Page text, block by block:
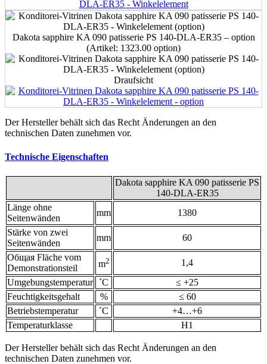
Dakota sapphire KA 090 patisserie PS 140-DLA-ER35 – option
(Artikel: 1323.00 option)
Draufsicht
Der Hersteller behält sich das Recht Änderungen an den
technischen Daten zunehmen vor.
Technische Eigenschaften
Dakota sapphire KA 090 patisserie PS
140-DLA-ER35
Länge ohne
Seitenwänden
mm
1380
Stärke von zwei
Seitenwänden
mm
60
Общая Fläche vom
Demonstrationsteil
m2
1,4
Umgebungstemperatur
˚С
≤ +25
Feuchtigkeitsgehalt
%
≤ 60
Betriebstemperatur
˚С
+4…+6
Temperaturklasse
H1
Der Hersteller behält sich das Recht Änderungen an den
technischen Daten zunehmen vor.